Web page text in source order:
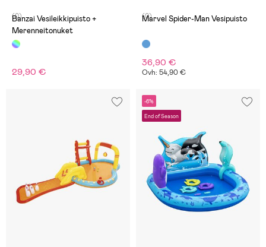
(0)
Banzai Vesileikkipuisto +
Merenneitonuket
29,90 €
(0)
Marvel Spider-Man Vesipuisto
36,90 €
Ovh: 54,90 €
-6%
End of Season